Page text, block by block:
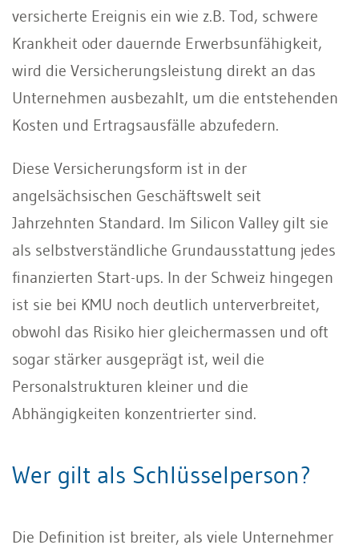
versicherte Ereignis ein wie z.B. Tod, schwere
Krankheit oder dauernde Erwerbsunfähigkeit,
wird die Versicherungsleistung direkt an das
Unternehmen ausbezahlt, um die entstehenden
Kosten und Ertragsausfälle abzufedern.
Diese Versicherungsform ist in der
angelsächsischen Geschäftswelt seit
Jahrzehnten Standard. Im Silicon Valley gilt sie
als selbstverständliche Grundausstattung jedes
finanzierten Start-ups. In der Schweiz hingegen
ist sie bei KMU noch deutlich unterverbreitet,
obwohl das Risiko hier gleichermassen und oft
sogar stärker ausgeprägt ist, weil die
Personalstrukturen kleiner und die
Abhängigkeiten konzentrierter sind.
Wer gilt als Schlüsselperson?
Die Definition ist breiter, als viele Unternehmer